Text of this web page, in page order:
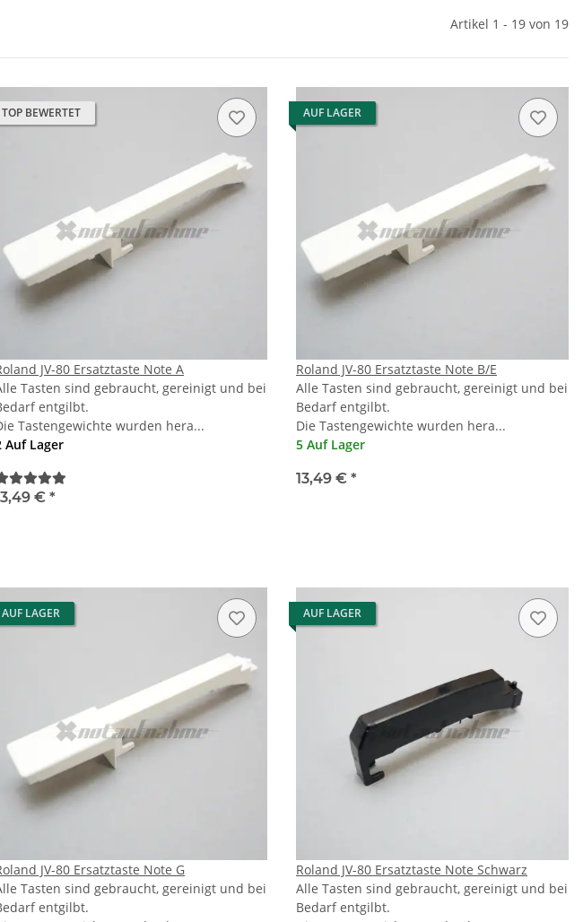
Artikel 1 - 19 von 19
TOP BEWERTET
JV-80 Ersatztaste Note A
Tasten sind gebraucht, gereinigt und bei
entgilbt.
Tastengewichte wurden hera...
Auf Lager
€ *
AUF LAGER
Roland JV-80 Ersatztaste Note B/E
Alle Tasten sind gebraucht, gereinigt und bei
Bedarf entgilbt.
Die Tastengewichte wurden hera...
5 Auf Lager
13,49 € *
AUF LAGER
JV-80 Ersatztaste Note G
Tasten sind gebraucht, gereinigt und bei
entgilbt.
AUF LAGER
Roland JV-80 Ersatztaste Note Schwarz
Alle Tasten sind gebraucht, gereinigt und bei
Bedarf entgilbt.